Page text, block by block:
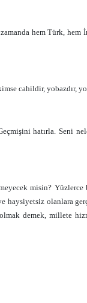
hem Türk,
cahildir, yobazdır,
hatırla. Seni
misin?
haysiyetsiz olanlara
demek, millete